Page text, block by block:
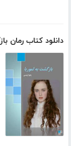
دانلود کتاب رمان